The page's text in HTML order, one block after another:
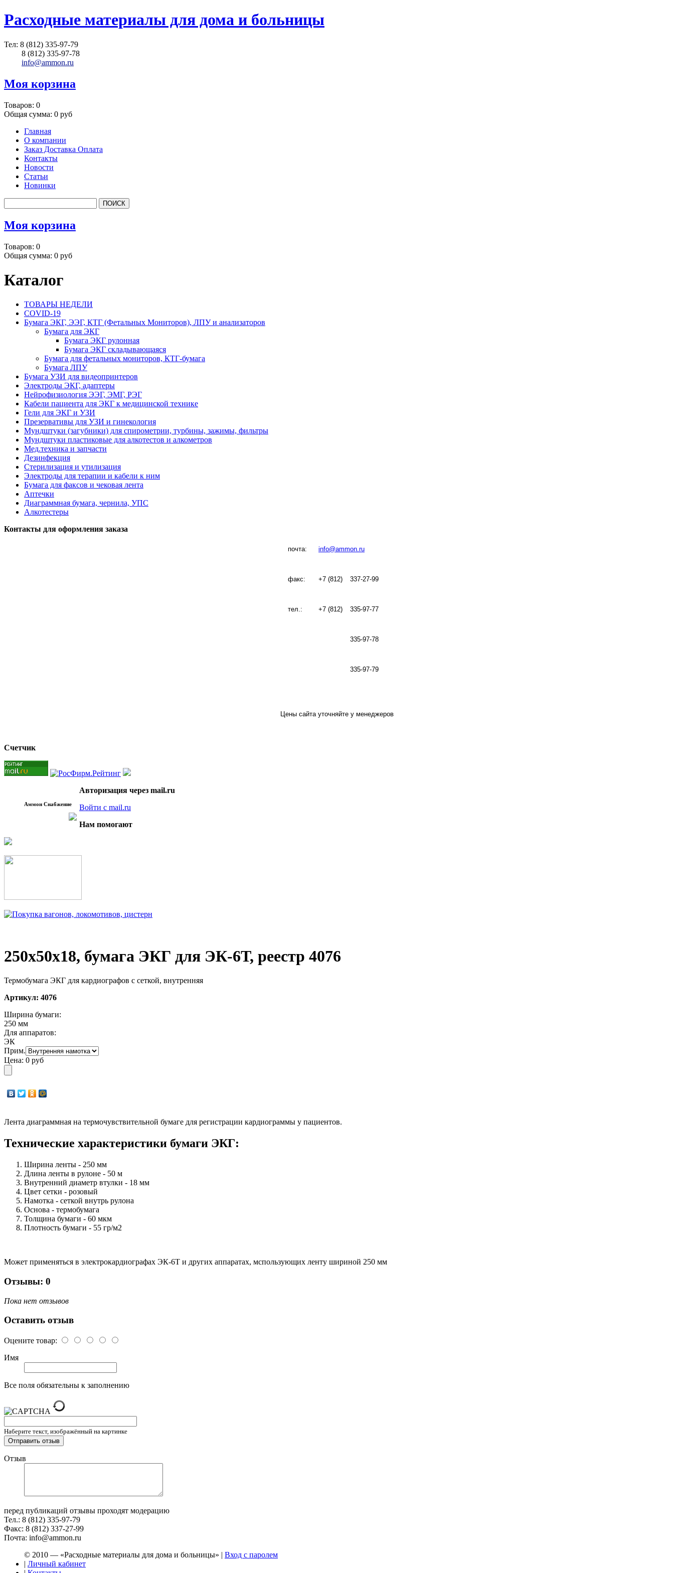
Расходные материалы для дома и больницы
Тел: 8 (812) 335-97-79
8 (812) 335-97-78
info@ammon.ru
Моя корзина
Товаров: 0
Общая сумма: 0 руб
Главная
О компании
Заказ Доставка Оплата
Контакты
Новости
Статьи
Новинки
Моя корзина
Товаров: 0
Общая сумма: 0 руб
Каталог
ТОВАРЫ НЕДЕЛИ
COVID-19
Бумага ЭКГ, ЭЭГ, КТГ (Фетальных Мониторов), ЛПУ и анализаторов
Бумага для ЭКГ
Бумага ЭКГ рулонная
Бумага ЭКГ складывающаяся
Бумага для фетальных мониторов, КТГ-бумага
Бумага ЛПУ
Бумага УЗИ для видеопринтеров
Электроды ЭКГ, адаптеры
Нейрофизиология ЭЭГ, ЭМГ, РЭГ
Кабели пациента для ЭКГ к медицинской технике
Гели для ЭКГ и УЗИ
Презервативы для УЗИ и гинекология
Мундштуки (загубники) для спирометрии, турбины, зажимы, фильтры
Мундштуки пластиковые для алкотестов и алкометров
Мед.техника и запчасти
Дезинфекция
Стерилизация и утилизация
Электроды для терапии и кабели к ним
Бумага для факсов и чековая лента
Аптечки
Диаграммная бумага, чернила, УПС
Алкотестеры
Контакты для оформления заказа
почта: info@ammon.ru
факс: +7 (812) 337-27-99
тел.: +7 (812) 335-97-77
335-97-78
335-97-79
Цены сайта уточняйте у менеджеров
Счетчик
Аммон Снабжение
Авторизация через mail.ru
Войти с mail.ru
Нам помогают
250х50х18, бумага ЭКГ для ЭК-6Т, реестр 4076
Термобумага ЭКГ для кардиографов с сеткой, внутренняя
Артикул: 4076
Ширина бумаги:
250 мм
Для аппаратов:
ЭК
Прим.
Цена: 0 руб
Лента диаграммная на термочувствительной бумаге для регистрации кардиограммы у пациентов.
Технические характеристики бумаги ЭКГ:
Ширина ленты - 250 мм
Длина ленты в рулоне - 50 м
Внутренний диаметр втулки - 18 мм
Цвет сетки - розовый
Намотка - сеткой внутрь рулона
Основа - термобумага
Толщина бумаги - 60 мкм
Плотность бумаги - 55 гр/м2
Может применяться в электрокардиографах ЭК-6Т и других аппаратах, мспользующих ленту шириной 250 мм
Отзывы: 0
Пока нет отзывов
Оставить отзыв
Оцените товар:
Имя
Все поля обязательны к заполнению
Наберите текст, изображённый на картинке
Отзыв
перед публикаций отзывы проходят модерацию
Тел.: 8 (812) 335-97-79
Факс: 8 (812) 337-27-99
Почта: info@ammon.ru
© 2010 — «Расходные материалы для дома и больницы» | Вход с паролем
| Личный кабинет